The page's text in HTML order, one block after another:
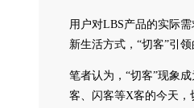
用户对LBS产品的实际
新生活方式，“切客”引
笔者认为，“切客”现象
客、闪客等X客的今天